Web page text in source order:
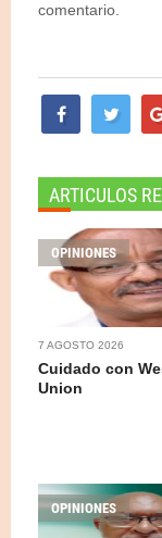
comentario.
ARTICULOS
OPINIONES
7 AGOSTO 2026
Cuidado con
Union
OPINIONES